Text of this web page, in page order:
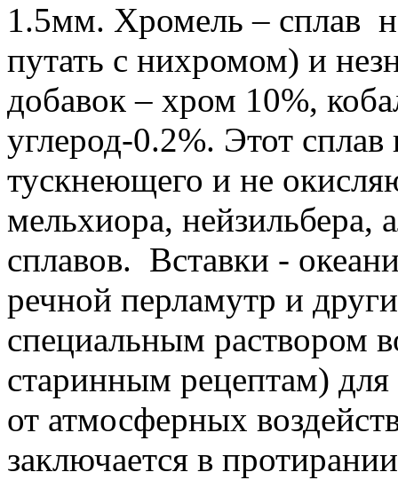
1.5мм. Хромель – сплав
путать с нихромом) и
добавок – хром 10%,
углерод-0.2%. Этот
тускнеющего и не
мельхиора,
сплавов. Вставки -
речной перламутр и
специальным раствором
старинным рецептам)
от атмосферных
заключается в